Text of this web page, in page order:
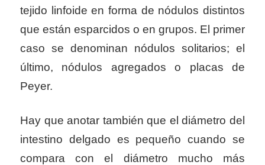
tejido linfoide en forma de nódulos distintos
que están esparcidos o en grupos. El primer
caso se denominan nódulos solitarios; el
último, nódulos agregados o placas de
Peyer.
Hay que anotar también que el diámetro del
intestino delgado es pequeño cuando se
compara con el diámetro mucho más